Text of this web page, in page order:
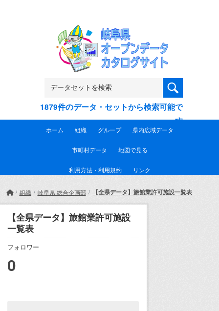
1879件のデータ・セットから検索可能で
す
ホーム 組織 グループ 県内広域データ
市町村データ 地図で見る
利用方法・利用規約 リンク
組織 岐阜県 総合企画部 【全県データ】旅館業許可施設一覧表
【全県データ】旅館業許可施設
一覧表
フォロワー
0